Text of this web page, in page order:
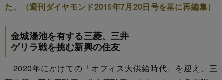
た。（週刊ダイヤモンド2019年7月20日号を基に再編集）
金城湯池を有する三菱、三井
ゲリラ戦を挑む新興の住友
2020年にかけての「オフィス大供給時代」を迎え、三